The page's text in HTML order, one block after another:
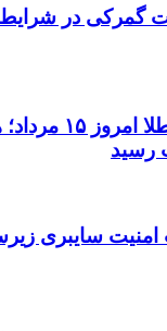
گمرکی در
امنیت سایبری